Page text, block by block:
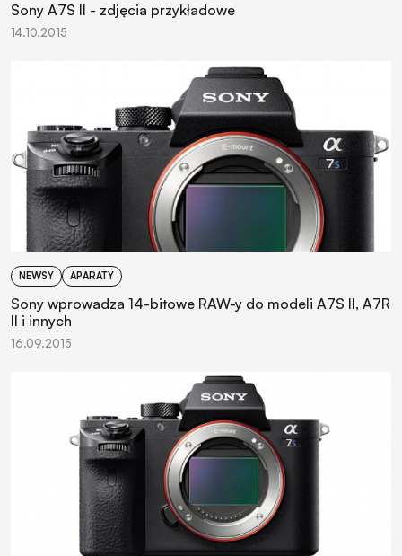
Sony A7S II - zdjęcia przykładowe
14.10.2015
NEWSY APARATY
Sony wprowadza 14-bitowe RAW-y do modeli A7S II, A7R
II i innych
16.09.2015